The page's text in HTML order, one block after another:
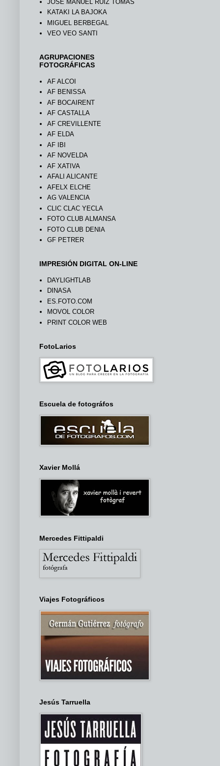
JOSÉ MANUEL RUIZ TOMÁS
KATAKI LA BAJOKA
MIGUEL BERBEGAL
VEO VEO SANTI
AGRUPACIONES
FOTOGRÁFICAS
AF ALCOI
AF BENISSA
AF BOCAIRENT
AF CASTALLA
AF CREVILLENTE
AF ELDA
AF IBI
AF NOVELDA
AF XATIVA
AFALI ALICANTE
AFELX ELCHE
AG VALENCIA
CLIC CLAC YECLA
FOTO CLUB ALMANSA
FOTO CLUB DENIA
GF PETRER
IMPRESIÓN DIGITAL ON-LINE
DAYLIGHTLAB
DINASA
ES.FOTO.COM
MOVOL COLOR
PRINT COLOR WEB
FotoLarios
Escuela de fotográfos
Xavier Mollá
Mercedes Fittipaldi
Viajes Fotográficos
Jesús Tarruella